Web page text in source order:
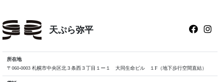
天ぷら弥平
所在地
〒060-0003 札幌市中央区北３条西３丁目１ー１ 大同生命ビル １F（地下歩行空間直結）